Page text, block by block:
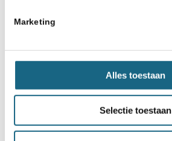
Marketing
Alles toestaan
Selectie toestaan